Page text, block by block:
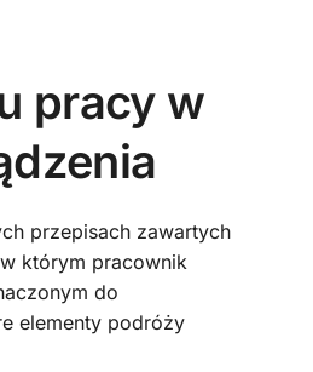
pracy w
przepisach zawartych
którym pracownik
do
elementy podróży